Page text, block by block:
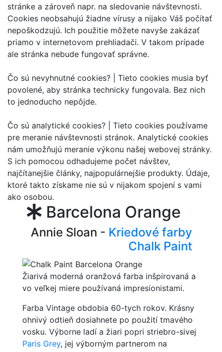
stránke a zároveň napr. na sledovanie návštevnosti.
Cookies neobsahujú žiadne vírusy a nijako Váš počítať
nepoškodzujú. Ich použitie môžete navyše zakázať
priamo v internetovom prehliadači. V takom prípade
ale stránka nebude fungovať správne.
Čo sú nevyhnutné cookies? | Tieto cookies musia byť
povolené, aby stránka technicky fungovala. Bez nich
to jednoducho nepôjde.
Čo sú analytické cookies? | Tieto cookies používame
pre meranie návštevnosti stránok. Analytické cookies
nám umožňujú meranie výkonu našej webovej stránky.
S ich pomocou odhadujeme počet návštev,
najčítanejšie články, najpopulárnejšie produkty. Údaje,
ktoré takto získame nie sú v nijakom spojení s vami
ako osobou.
Barcelona Orange
Annie Sloan - Kriedové farby
Chalk Paint
Žiarivá moderná oranžová farba inšpirovaná a
vo veľkej miere používaná impresionistami.
Farba Vintage obdobia 60-tych rokov. Krásny
ohnivý odtieň dosiahnete po použití tmavého
vosku. Výborne ladí a žiari popri striebro-sivej
Paris Grey, jej výborným partnerom na